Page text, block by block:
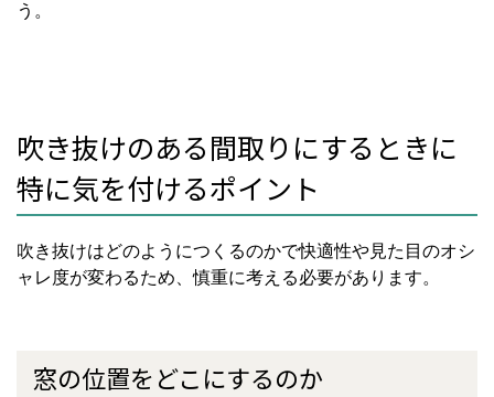
う。
吹き抜けのある間取りにするときに
特に気を付けるポイント
吹き抜けはどのようにつくるのかで快適性や見た目のオシ
ャレ度が変わるため、慎重に考える必要があります。
窓の位置をどこにするのか